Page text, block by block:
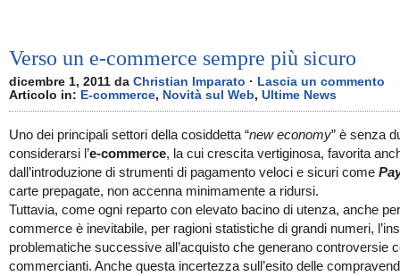
Verso un e-commerce sempre più sicuro
dicembre 1, 2011 da Christian Imparato · Lascia un commento
Articolo in: E-commerce, Novità sul Web, Ultime News
Uno dei principali settori della cosiddetta “new economy” è senza
considerarsi l’e-commerce, la cui crescita vertiginosa, favorita
dall’introduzione di strumenti di pagamento veloci e sicuri come
carte prepagate, non accenna minimamente a ridursi.
Tuttavia, come ogni reparto con elevato bacino di utenza, anche per
commerce è inevitabile, per ragioni statistiche di grandi numeri,
problematiche successive all’acquisto che generano controversie
commercianti. Anche questa incertezza sull’esito delle